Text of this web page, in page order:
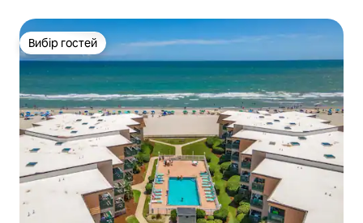
Вибір гостей
Вибір гостей